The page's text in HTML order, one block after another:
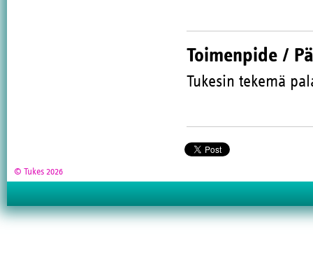
Toimenpide /
Tukesin tekemä
© Tukes 2026